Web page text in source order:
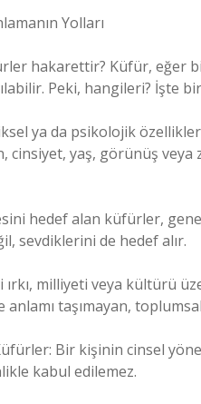
Yolları
hakarettir? Küfür, eğer
Peki, hangileri? İşte
ya da psikolojik
cinsiyet, yaş, görünüş
hedef alan küfürler,
sevdiklerini de hedef alır.
ırkı, milliyeti veya kültürü
anlamı taşımayan,
Bir kişinin cinsel
kabul edilemez.